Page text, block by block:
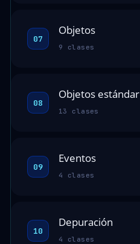
07
Objetos
9 clases
08
Objetos estándar
13 clases
09
Eventos
4 clases
10
Depuración
4 clases